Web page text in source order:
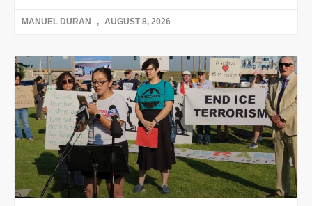
MANUEL DURAN AUGUST 8, 2026